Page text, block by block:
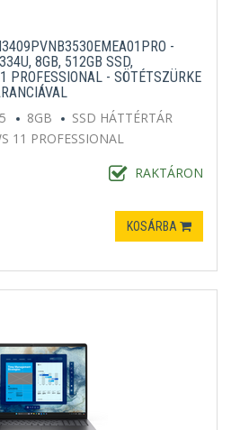
-
8GB, 512GB SSD,
PROFESSIONAL - SÖTÉTSZÜRKE
8GB
SSD HÁTTÉRTÁR
11 PROFESSIONAL
RAKTÁRON
KOSÁRBA